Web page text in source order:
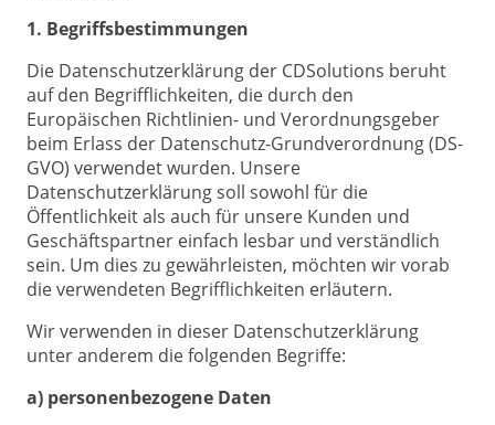
1. Begriffsbestimmungen
Die Datenschutzerklärung der CDSolutions beruht
auf den Begrifflichkeiten, die durch den
Europäischen Richtlinien- und Verordnungsgeber
beim Erlass der Datenschutz-Grundverordnung (DS-
GVO) verwendet wurden. Unsere
Datenschutzerklärung soll sowohl für die
Öffentlichkeit als auch für unsere Kunden und
Geschäftspartner einfach lesbar und verständlich
sein. Um dies zu gewährleisten, möchten wir vorab
die verwendeten Begrifflichkeiten erläutern.
Wir verwenden in dieser Datenschutzerklärung
unter anderem die folgenden Begriffe:
a) personenbezogene Daten